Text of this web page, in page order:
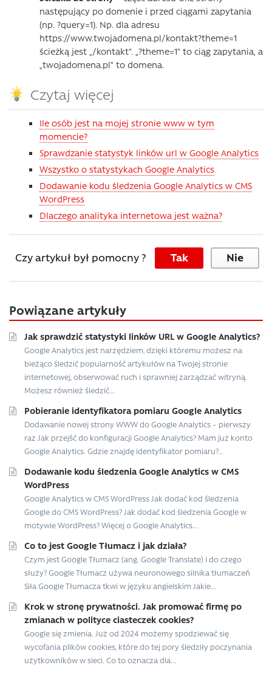
następujący po domenie i przed ciągami zapytania
(np. ?query=1). Np. dla adresu
https://www.twojadomena.pl/kontakt?theme=1
ścieżką jest „/kontakt”. „?theme=1” to ciąg zapytania, a
„twojadomena.pl” to domena.
Czytaj więcej
Ile osób jest na mojej stronie www w tym
momencie?
Sprawdzanie statystyk linków url w Google Analytics
Wszystko o statystykach Google Analytics
Dodawanie kodu śledzenia Google Analytics w CMS
WordPress
Dlaczego analityka internetowa jest ważna?
Czy artykuł był pomocny ? Tak Nie
Powiązane artykuły
Jak sprawdzić statystyki linków URL w Google Analytics?
Google Analytics jest narzędziem, dzięki któremu możesz na
bieżąco śledzić popularność artykułów na Twojej stronie
internetowej, obserwować ruch i sprawniej zarządzać witryną.
Możesz również śledzić...
Pobieranie identyfikatora pomiaru Google Analytics
Dodawanie nowej strony WWW do Google Analytics – pierwszy
raz Jak przejść do konfiguracji Google Analytics? Mam już konto
Google Analytics. Gdzie znajdę identyfikator pomiaru?...
Dodawanie kodu śledzenia Google Analytics w CMS
WordPress
Google Analytics w CMS WordPress Jak dodać kod śledzenia
Google do CMS WordPress? Jak dodać kod śledzenia Google w
motywie WordPress? Więcej o Google Analytics...
Co to jest Google Tłumacz i jak działa?
Czym jest Google Tłumacz (ang. Google Translate) i do czego
służy? Google Tłumacz używa neuronowego silnika tłumaczeń
Siła Google Tłumacza tkwi w języku angielskim Jakie...
Krok w stronę prywatności. Jak promować firmę po
zmianach w polityce ciasteczek cookies?
Google się zmienia. Już od 2024 możemy spodziewać się
wycofania plików cookies, które do tej pory śledziły poczynania
użytkowników w sieci. Co to oznacza dla...